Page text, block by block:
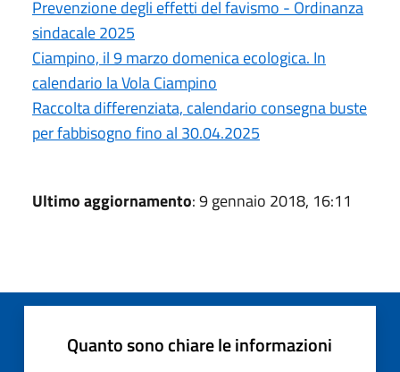
Prevenzione degli effetti del favismo - Ordinanza
sindacale 2025
Ciampino, il 9 marzo domenica ecologica. In
calendario la Vola Ciampino
Raccolta differenziata, calendario consegna buste
per fabbisogno fino al 30.04.2025
Ultimo aggiornamento: 9 gennaio 2018, 16:11
Quanto sono chiare le informazioni